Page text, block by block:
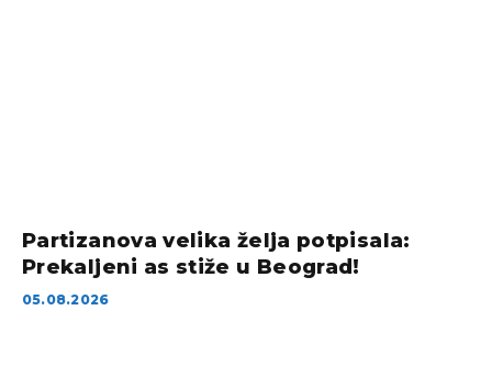
Partizanova velika želja potpisala:
Prekaljeni as stiže u Beograd!
05.08.2026